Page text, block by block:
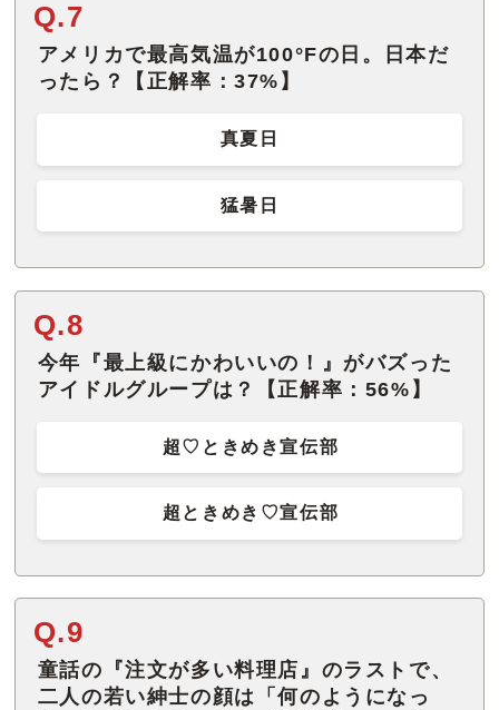
Q.7
アメリカで最高気温が100°Fの日。日本だ
ったら？【正解率：37%】
真夏日
猛暑日
Q.8
今年『最上級にかわいいの！』がバズった
アイドルグループは？【正解率：56%】
超♡ときめき宣伝部
超ときめき♡宣伝部
Q.9
童話の『注文が多い料理店』のラストで、
二人の若い紳士の顔は「何のようになっ